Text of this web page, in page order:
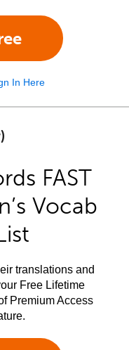
In Here
FAST
Vocab
translations and
Free Lifetime
Premium Access